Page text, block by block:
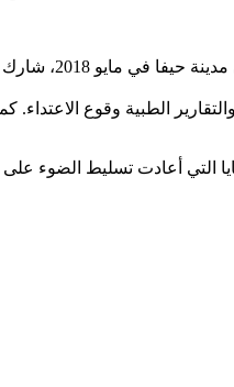
الطبية وقوع